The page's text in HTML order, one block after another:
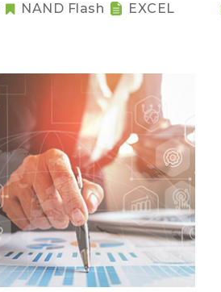
NAND Flash EXCEL